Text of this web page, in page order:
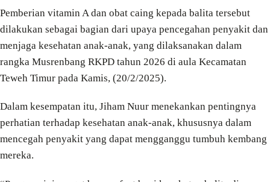
Pemberian vitamin A dan obat caing kepada balita tersebut
dilakukan sebagai bagian dari upaya pencegahan penyakit dan
menjaga kesehatan anak-anak, yang dilaksanakan dalam
rangka Musrenbang RKPD tahun 2026 di aula Kecamatan
Teweh Timur pada Kamis, (20/2/2025).
Dalam kesempatan itu, Jiham Nuur menekankan pentingnya
perhatian terhadap kesehatan anak-anak, khususnya dalam
mencegah penyakit yang dapat mengganggu tumbuh kembang
mereka.